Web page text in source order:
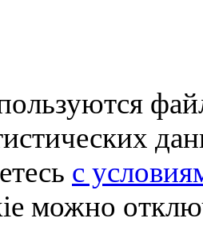
с
можно